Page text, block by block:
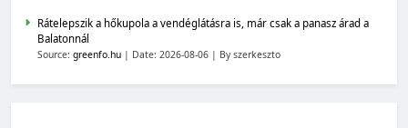
Rátelepszik a hőkupola a vendéglátásra is, már csak a panasz árad a
Balatonnál
Source: greenfo.hu Date: 2026-08-06 By szerkeszto